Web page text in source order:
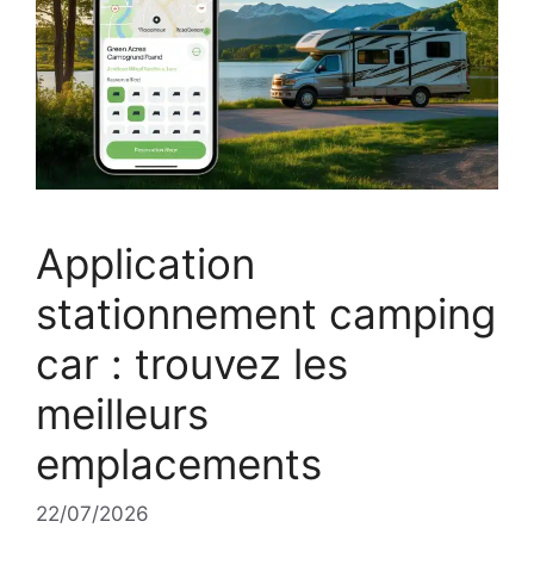
Application
stationnement camping
car : trouvez les
meilleurs
emplacements
22/07/2026